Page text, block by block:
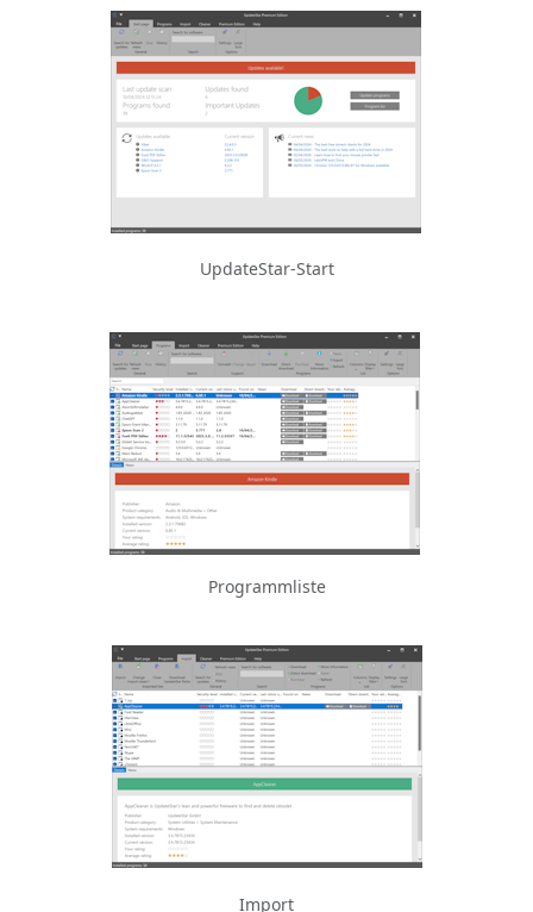
UpdateStar-Start
Programmliste
Import